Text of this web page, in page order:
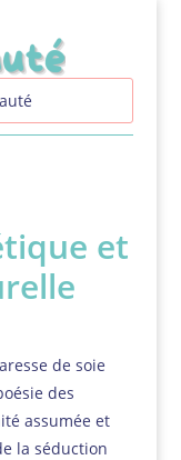
et
de soie
des
assumée et
la séduction